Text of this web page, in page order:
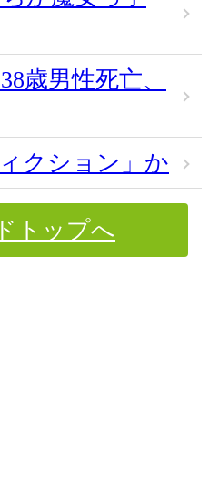
歳男性死亡、
クション」か
トップへ